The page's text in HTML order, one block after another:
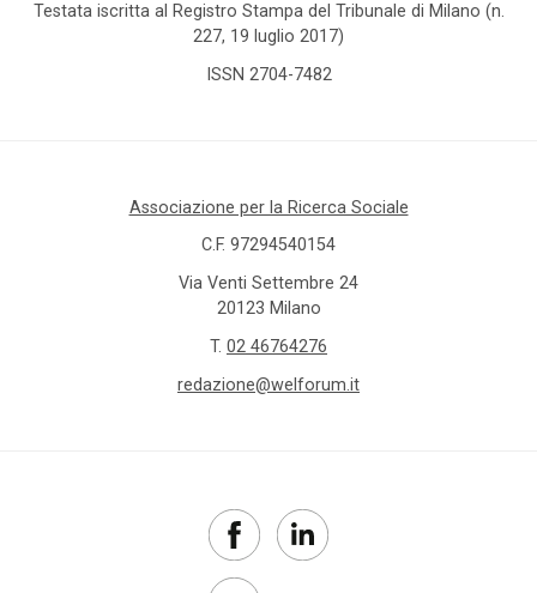
Testata iscritta al Registro Stampa del Tribunale di Milano (n.
227, 19 luglio 2017)
ISSN 2704-7482
Associazione per la Ricerca Sociale
C.F. 97294540154
Via Venti Settembre 24
20123 Milano
T. 02 46764276
redazione@welforum.it